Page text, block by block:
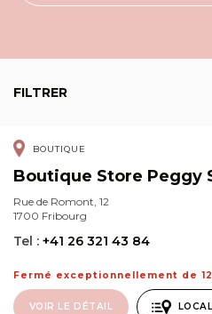
FILTRER
BOUTIQUE
Boutique Store Peggy
Rue de Romont, 12
1700 Fribourg
Tel : +41 26 321 43 84
Fermé exceptionnellement de
VOIR LE DÉTAIL